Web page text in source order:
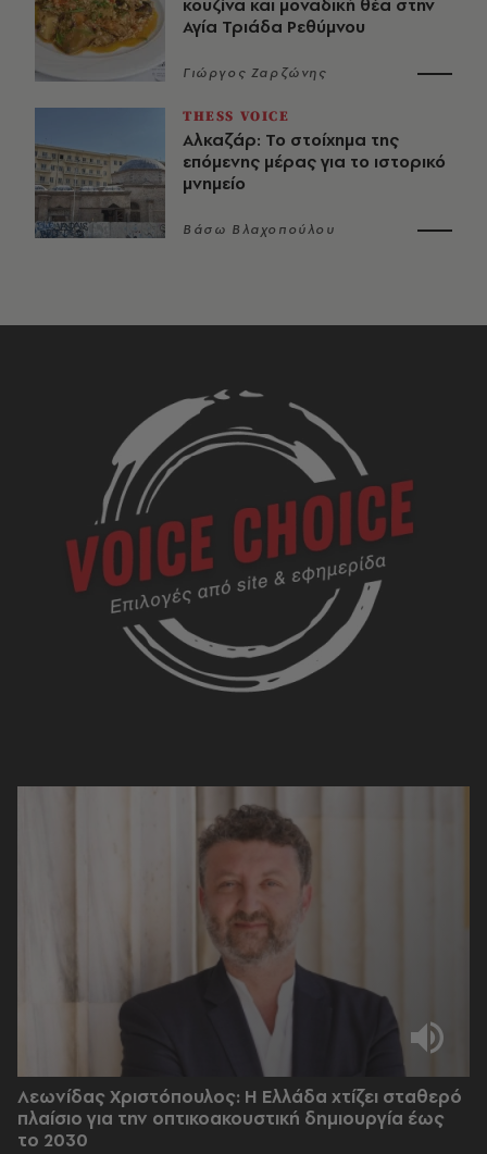
Αγία Τριάδα Ρεθύμνου
Γιώργος Ζαρζώνης
THESS VOICE
Αλκαζάρ: Το στοίχημα της
επόμενης μέρας για το ιστορικό
μνημείο
Βάσω Βλαχοπούλου
Λεωνίδας Χριστόπουλος: Η Ελλάδα χτίζει σταθερό
πλαίσιο για την οπτικοακουστική δημιουργία έως
το 2030